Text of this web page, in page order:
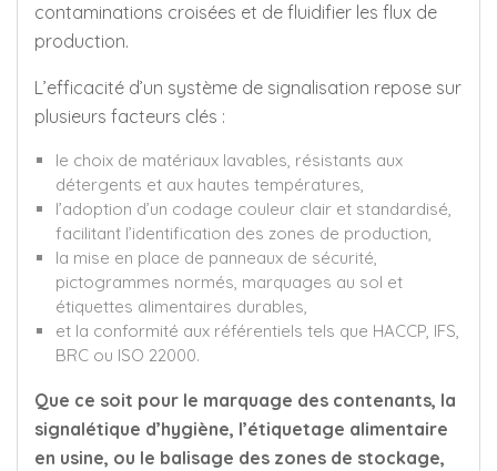
contaminations croisées et de fluidifier les flux de
production.
L’efficacité d’un système de signalisation repose sur
plusieurs facteurs clés :
le choix de matériaux lavables, résistants aux
détergents et aux hautes températures,
l’adoption d’un codage couleur clair et standardisé,
facilitant l’identification des zones de production,
la mise en place de panneaux de sécurité,
pictogrammes normés, marquages au sol et
étiquettes alimentaires durables,
et la conformité aux référentiels tels que HACCP, IFS,
BRC ou ISO 22000.
Que ce soit pour le marquage des contenants, la
signalétique d’hygiène, l’étiquetage alimentaire
en usine, ou le balisage des zones de stockage,